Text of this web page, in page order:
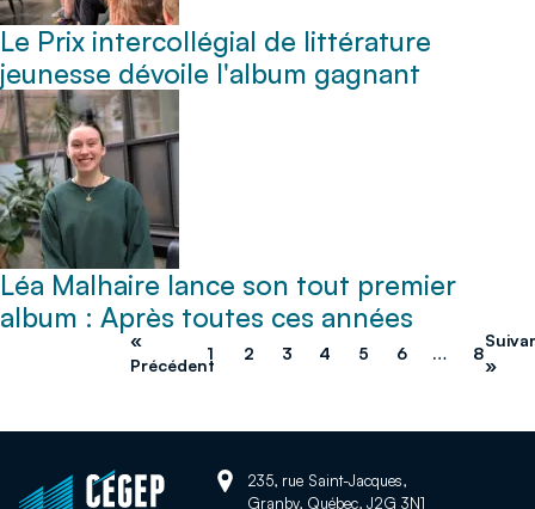
Le Prix intercollégial de littérature
jeunesse dévoile l'album gagnant
Léa Malhaire lance son tout premier
album : Après toutes ces années
«
Précédent
1 2 3 4 5 6 … 8
»
RetourAdresse:235, rue Saint-Jacques,
Granby, Québec, J2G 3N1